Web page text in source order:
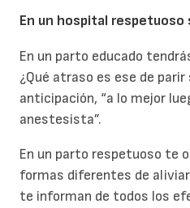
En un hospital respetuoso
En un parto educado
¿Qué atraso es ese de
anticipación, “a lo mejor
anestesista”.
En un parto respetuoso te
formas diferentes de
te informan de todos los